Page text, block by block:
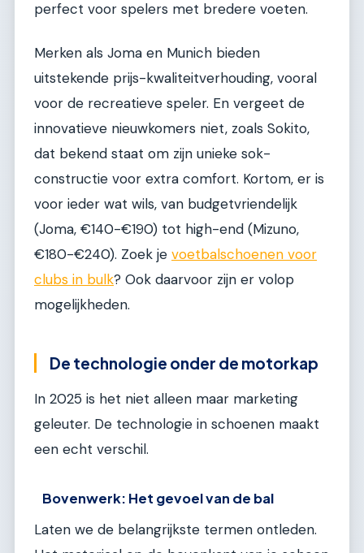
perfect voor spelers met bredere voeten.
Merken als Joma en Munich bieden
uitstekende prijs-kwaliteitverhouding, vooral
voor de recreatieve speler. En vergeet de
innovatieve nieuwkomers niet, zoals Sokito,
dat bekend staat om zijn unieke sok-
constructie voor extra comfort. Kortom, er is
voor ieder wat wils, van budgetvriendelijk
(Joma, €140-€190) tot high-end (Mizuno,
€180-€240). Zoek je voetbalschoenen voor
clubs in bulk? Ook daarvoor zijn er volop
mogelijkheden.
De technologie onder de motorkap
In 2025 is het niet alleen maar marketing
geleuter. De technologie in schoenen maakt
een echt verschil.
Bovenwerk: Het gevoel van de bal
Laten we de belangrijkste termen ontleden.